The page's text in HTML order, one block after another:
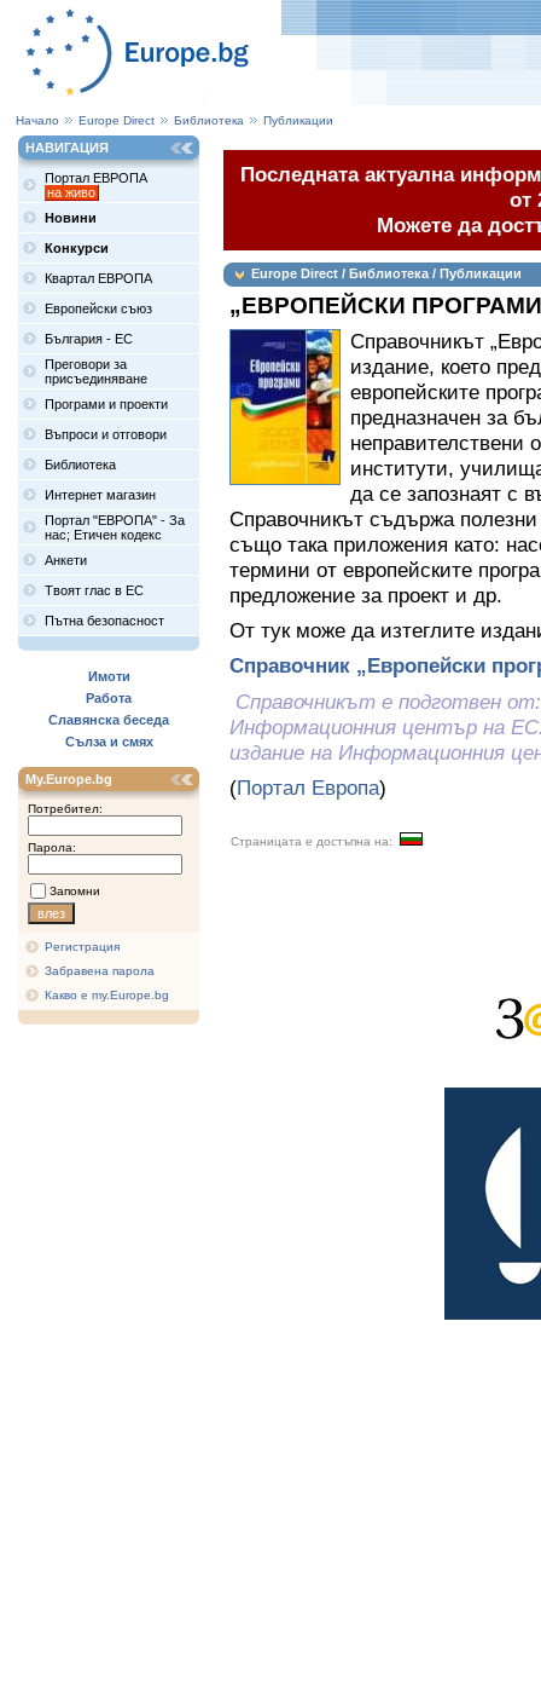
Начало Europe Direct Библиотека Публикации
НАВИГАЦИЯ
Портал ЕВРОПА
на живо
Новини
Конкурси
Квартал ЕВРОПА
Европейски съюз
България - ЕС
Преговори за
присъединяване
Програми и проекти
Въпроси и отговори
Библиотека
Интернет магазин
Портал "ЕВРОПА" - За
нас; Етичен кодекс
Анкети
Твоят глас в ЕС
Пътна безопасност
Имоти
Работа
Славянска беседа
Сълза и смях
My.Europe.bg
Потребител:
Парола:
Запомни
Регистрация
Забравена парола
Какво е my.Europe.bg
Последната актуална
от
Можете да
Europe Direct / Библиотека / Публикации
„ЕВРОПЕЙСКИ ПРОГРАМИ
Справочникът
издание, което
европейските
предназначен за
неправителствени
институти,
да се запознаят с
Справочникът съдържа
също така приложения като:
термини от европейските
предложение за проект и др.
От тук може да изтеглите
Справочник „Европейски
Справочникът е подготвен
Информационния център на
издание на Информационния
(Портал Европа)
Страницата е достъпна на: